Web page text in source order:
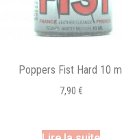
Poppers Fist Hard 10 ml
7,90 €